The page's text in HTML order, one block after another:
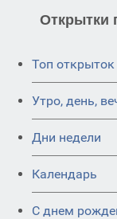
Открытки
Топ открыток
Утро, день,
Дни недели
Календарь
C днем